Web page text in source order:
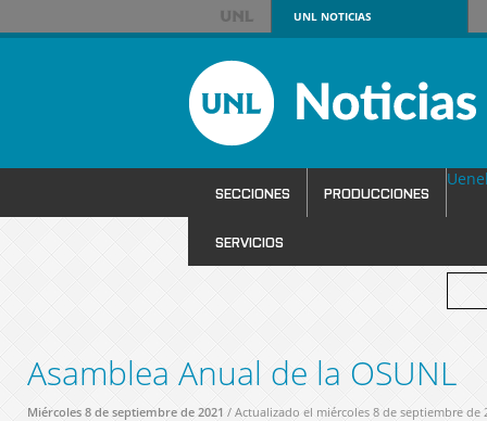
UNLNOTICIAS
SECCIONES PRODUCCIONES
SERVICIOS
Asamblea Anual de la OSUNL
Miércoles 8 de septiembre de 2021 / Actualizado el miércoles 8 de septiembre de